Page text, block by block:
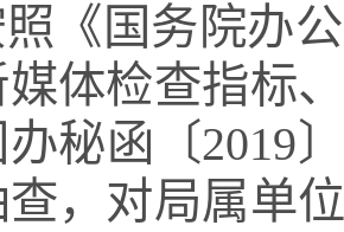
《国务院办
媒体检查指标
办秘函〔2019
查，对局属单